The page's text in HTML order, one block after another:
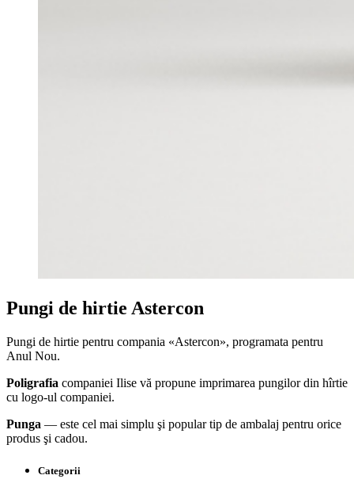
Pungi de hirtie Astercon
Pungi de hirtie pentru compania «Astercon», programata pentru
Anul Nou.
Poligrafia companiei Ilise vă propune imprimarea pungilor din hîrtie
cu logo-ul companiei.
Punga — este cel mai simplu şi popular tip de ambalaj pentru orice
produs şi cadou.
Categorii